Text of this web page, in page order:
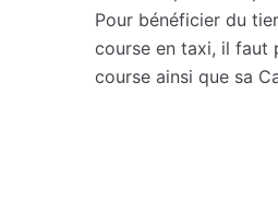
Pour bénéficier du
course en taxi, il faut
course ainsi que sa